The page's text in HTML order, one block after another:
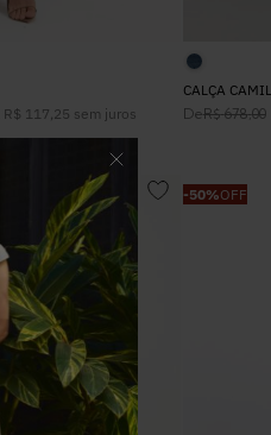
R$ 117 25 sem juros
DeR$ 678,00
-50%OFF